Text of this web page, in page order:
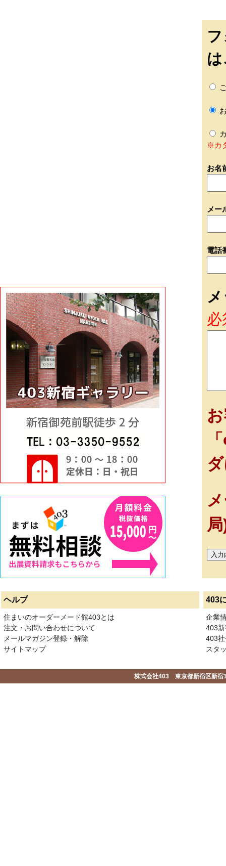
※カ
お名
メー
電話
必
ヘルプ 403
住まいのオーダーメード館403とは
注文・お問い合わせについて
メールマガジン登録・解除
サイトマップ
企業
403
403
スタ
株式会社403 東京都新宿区新